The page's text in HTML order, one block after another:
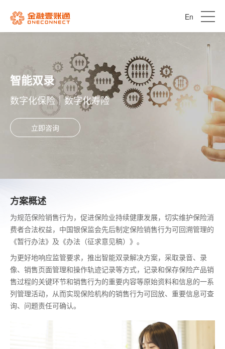
En
智能双录
数字化保险｜数字化寿险
立即咨询
方案概述
为规范保险销售行为，促进保险业持续健康发展，切实维护保险消
费者合法权益，中国银保监会先后制定保险销售行为可回溯管理的
《暂行办法》及《办法（征求意见稿）》。
为更好地响应监管要求，推出智能双录解决方案，采取录音、录
像、销售页面管理和操作轨迹记录等方式，记录和保存保险产品销
售过程的关键环节和销售行为的重要内容等原始资料和信息的一系
列管理活动，从而实现保险机构的销售行为可回放、重要信息可查
询、问题责任可确认。